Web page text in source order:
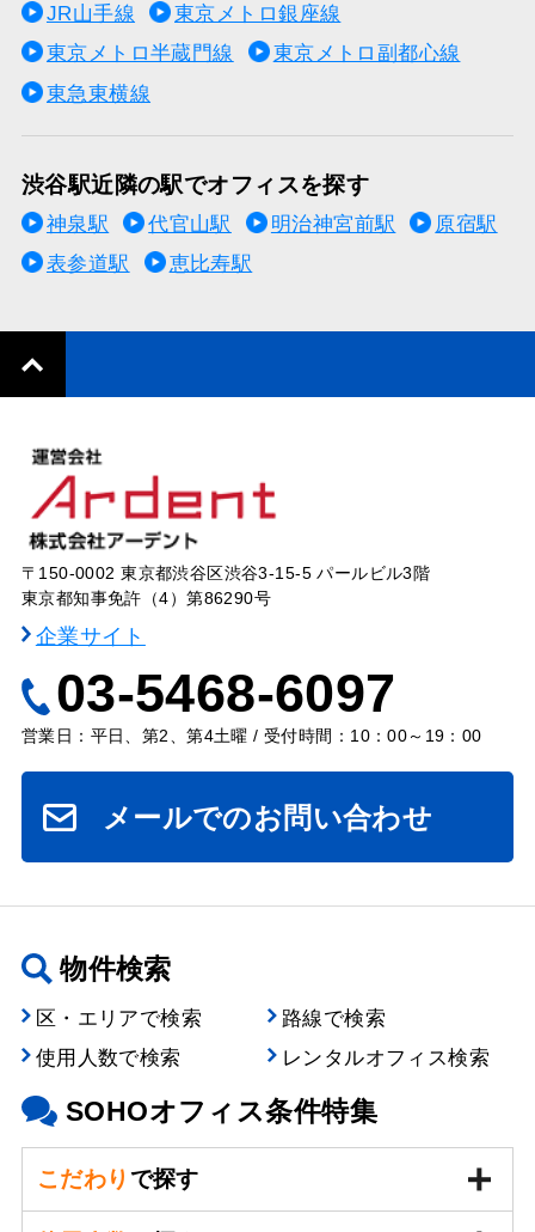
JR山手線
東京メトロ銀座線
東京メトロ半蔵門線
東京メトロ副都心線
東急東横線
渋谷駅近隣の駅でオフィスを探す
神泉駅 代官山駅 明治神宮前駅
原宿駅
表参道駅
恵比寿駅
〒150-0002 東京都渋谷区渋谷3-15-5 パールビル3階
東京都知事免許（4）第86290号
企業サイト
03-5468-6097
営業日：平日、第2、第4土曜 / 受付時間：10：00～19：00
メールでのお問い合わせ
物件検索
区・エリアで検索
路線で検索
使用人数で検索
レンタルオフィス検索
SOHOオフィス条件特集
こだわり で探す